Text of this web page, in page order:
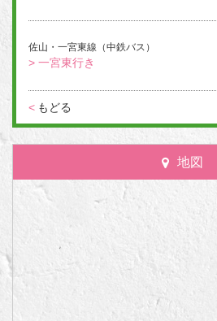
佐山・一宮東線（中鉄バス）
> 一宮東行き
< もどる
地図